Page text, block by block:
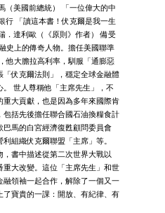
（美國前總統） 「一位偉大的中
行 「讀這本書！伏克爾是我一生
．達利歐（《原則》作者） 備受
史上的傳奇人物。擔任美國聯準
他大膽拉高利率，馴服「通膨惡
伏克爾法則」，穩定全球金融體
世人尊稱他「主席先生」，不
大貢獻，也是因為多年來國際肯
括先後擔任聯合國石油換糧食計
馬的白宮經濟復甦顧問委員會
組織伏克爾聯盟「主席」等。
書中描述從第二次世界大戰以
大改變。這位「主席先生」和世
領袖一起合作，解除了一個又一
寶貴的一課：開放、有紀律、有